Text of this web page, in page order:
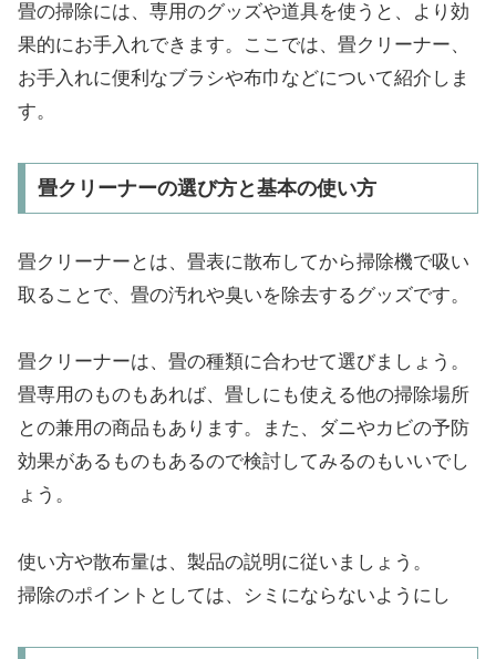
畳の掃除には、専用のグッズや道具を使うと、より効
果的にお手入れできます。ここでは、畳クリーナー、
お手入れに便利なブラシや布巾などについて紹介しま
す。
畳クリーナーの選び方と基本の使い方
畳クリーナーとは、畳表に散布してから掃除機で吸い
取ることで、畳の汚れや臭いを除去するグッズです。
畳クリーナーは、畳の種類に合わせて選びましょう。
畳専用のものもあれば、畳しにも使える他の掃除場所
との兼用の商品もあります。また、ダニやカビの予防
効果があるものもあるので検討してみるのもいいでし
ょう。
使い方や散布量は、製品の説明に従いましょう。
掃除のポイントとしては、シミにならないようにし